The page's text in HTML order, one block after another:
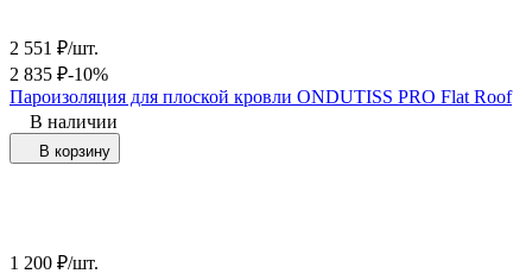
2 551 ₽/шт.
2 835 ₽-10%
Пароизоляция для плоской кровли ONDUTISS PRO Flat Roof
В наличии
В корзину
1 200 ₽/шт.